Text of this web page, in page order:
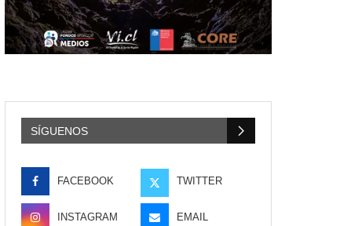
SÍGUENOS
FACEBOOK TWITTER
INSTAGRAM EMAIL